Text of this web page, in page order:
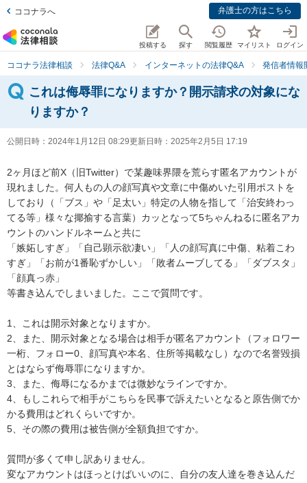
ココナラへ 弁護士の方はこちら
投稿する 探す 閲覧履歴 マイリスト ログイン
ココナラ法律相談 法律Q&A インターネットの法律Q&A 発信者情報
これは侮辱罪になりますか？開示請求の対象にな
りますか？
公開日時： 2024年1月12日 08:29更新日時： 2025年2月5日 17:19
2ヶ月ほど前X（旧Twitter）で某趣味界隈を荒らす匿名アカウントが
現れました。何人もの人の顔写真や文章に中傷めいた引用ポストを
しており（「ブス」や「足太い」特定の人物を指して「治安終わっ
てる等」様々な揶揄する言葉）カッとなって5ちゃんねるに匿名アカ
ウントのハンドルネームと共に
「嫉妬しすぎ」「自己顕示欲凄い」「人の顔写真に中傷、粘着こわ
すぎ」「お前が1番恥ずかしい」「敗者ムーブしてる」「ダブスタ」
「顔真っ赤」
等書き込んでしまいました。ここで質問です。
1、これは開示対象となりますか。
2、また、開示対象となる場合は相手が匿名アカウント（フォロワー
一桁、フォロー0、顔写真や本名、住所等掲載なし）なので名誉毀損
とはならず侮辱罪になりますか。
3、また、侮辱になるかまでは微妙なラインですか。
4、もしこれらで相手がこちらを民事で訴えたいとなると原告側でか
かる費用はどれくらいですか。
5、その際の費用は被告側が全額負担ですか。
質問が多くて申し訳ありません。
変なアカウントはほっとけばいいのに、自分の友人達を巻き込んだ